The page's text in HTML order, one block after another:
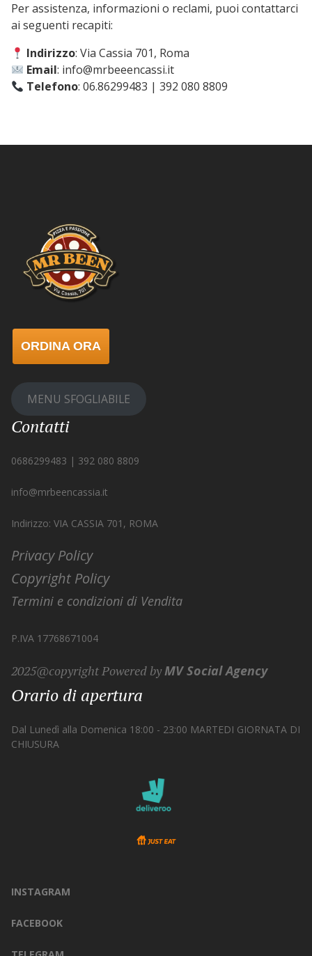
Per assistenza, informazioni o reclami, puoi contattarci
ai seguenti recapiti:
Indirizzo: Via Cassia 701, Roma
Email: info@mrbeeencassi.it
Telefono: 06.86299483 | 392 080 8809
ORDINA ORA
MENU SFOGLIABILE
Contatti
0686299483 | 392 080 8809
info@mrbeencassia.it
Indirizzo: VIA CASSIA 701, ROMA
Privacy Policy
Copyright Policy
Termini e condizioni di Vendita
P.IVA 17768671004
2025@copyright Powered byMV Social Agency
Orario di apertura
Dal Lunedì alla Domenica 18:00 - 23:00 MARTEDI GIORNATA DI
CHIUSURA
INSTAGRAM
FACEBOOK